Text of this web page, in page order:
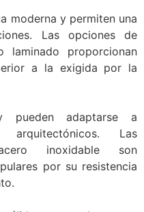
moderna y permiten una
Las opciones de
laminado proporcionan
a la exigida por la
pueden adaptarse a
arquitectónicos. Las
inoxidable son
por su resistencia